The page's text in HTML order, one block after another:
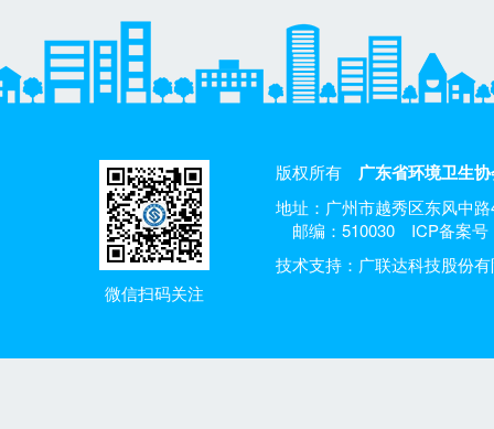
微信扫码关注
版权所有 广东省环境卫生
地址：广州市越秀区东风中
邮编：510030
ICP备案号
技术支持：广联达科技股份